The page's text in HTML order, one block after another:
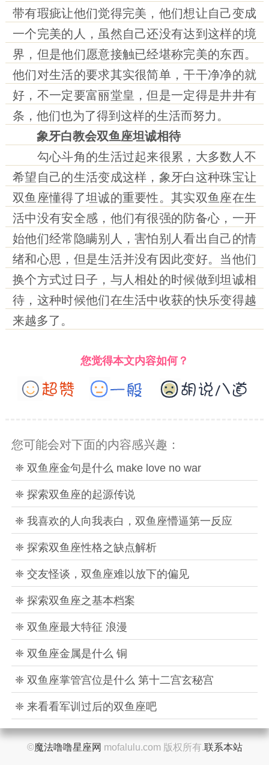
带有瑕疵让他们觉得完美，他们想让自己变成
一个完美的人，虽然自己还没有达到这样的境
界，但是他们愿意接触已经堪称完美的东西。
他们对生活的要求其实很简单，干干净净的就
好，不一定要富丽堂皇，但是一定得是井井有
条，他们也为了得到这样的生活而努力。
象牙白教会双鱼座坦诚相待
勾心斗角的生活过起来很累，大多数人不
希望自己的生活变成这样，象牙白这种珠宝让
双鱼座懂得了坦诚的重要性。其实双鱼座在生
活中没有安全感，他们有很强的防备心，一开
始他们经常隐瞒别人，害怕别人看出自己的情
绪和心思，但是生活并没有因此变好。当他们
换个方式过日子，与人相处的时候做到坦诚相
待，这种时候他们在生活中收获的快乐变得越
来越多了。
您觉得本文内容如何？
您可能会对下面的内容感兴趣：
❈ 双鱼座金句是什么 make love no war
❈ 探索双鱼座的起源传说
❈ 我喜欢的人向我表白，双鱼座懵逼第一反应
❈ 探索双鱼座性格之缺点解析
❈ 交友怪谈，双鱼座难以放下的偏见
❈ 探索双鱼座之基本档案
❈ 双鱼座最大特征 浪漫
❈ 双鱼座金属是什么 铜
❈ 双鱼座掌管宫位是什么 第十二宫玄秘宫
❈ 来看看军训过后的双鱼座吧
©魔法噜噜星座网 mofalulu.com 版权所有.联系本站